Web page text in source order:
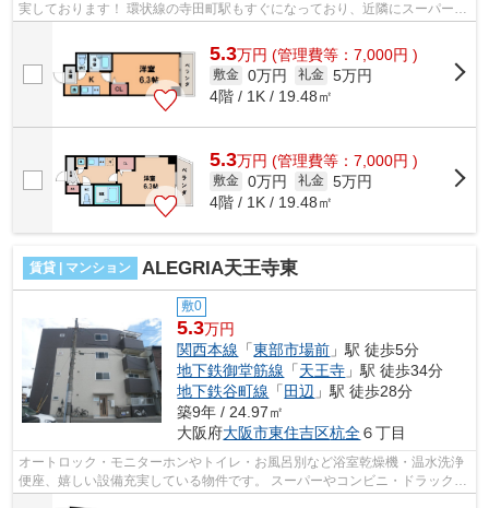
実しております！ 環状線の寺田町駅もすぐになっており、近隣にスーパーな
5.3万円 (管理費等：7,000円 )
敷金 0万円 礼金 5万円
4階 / 1K / 19.48㎡
5.3万円 (管理費等：7,000円 )
敷金 0万円 礼金 5万円
4階 / 1K / 19.48㎡
賃貸 | マンション ALEGRIA天王寺東
敷0
5.3万円
関西本線 「東部市場前 」駅 徒歩5分
地下鉄御堂筋線 「天王寺 」駅 徒歩34分
地下鉄谷町線 「 田辺 」駅 徒歩28分
築9年 / 24.97㎡
大阪府大阪市東住吉区杭全６丁目
オートロック・モニターホンやトイレ・お風呂別など浴室乾燥機・温水洗浄
便座、嬉しい設備充実している物件です。 スーパーやコンビニ・ドラックス